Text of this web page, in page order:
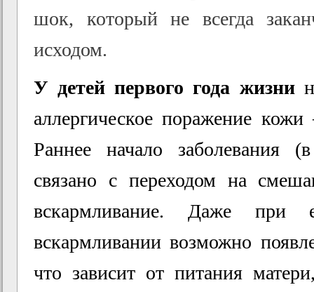
шок, который не всегда
исходом.
У детей первого года жизни
аллергическое поражение
Раннее начало заболевания
связано с переходом на
вскармливание. Даже при
вскармливании возможно
что зависит от питания